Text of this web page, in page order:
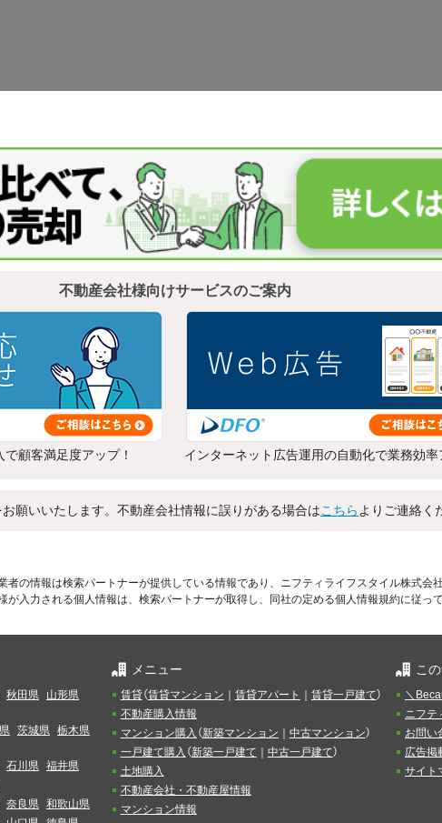
不動産会社様向けサービスのご案内
顧客満足度アップ！ インターネット広告運用の自動化で業務効率
願いいたします。不動産会社情報に誤りがある場合はこちら よりご連絡く
者の情報は検索パートナーが提供している情報であり、ニフティライフスタイル株式会
が入力される個人情報は、検索パートナーが取得し、同社の定める個人情報規約に従っ
秋田県
山形県
茨城県
栃木県
石川県
福井県
奈良県
和歌山県
メニュー
賃貸（賃貸マンション ｜ 賃貸アパート ｜ 賃貸一戸建て）
不動産購入情報
マンション購入 （新築マンション ｜ 中古マンション）
一戸建て購入 （新築一戸建て ｜ 中古一戸建て）
土地購入
不動産会社・不動産屋情報
マンション情報
こ
＼
ニフテ
お問い
広告掲
サイト